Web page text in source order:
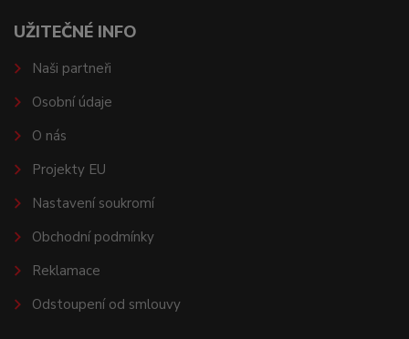
UŽITEČNÉ INFO
Naši partneři
Osobní údaje
O nás
Projekty EU
Nastavení soukromí
Obchodní podmínky
Reklamace
Odstoupení od smlouvy